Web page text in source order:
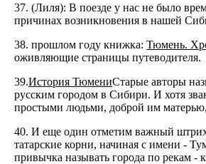
37. (Лиля): В поезде у нас не было
причинах возникновения в нашей
38. прошлом году книжка: Тюмень.
оживляющие страницы путеводителя.
39.История ТюмениСтарые авторы
русским городом в Сибири. И хотя
простыми людьми, доброй им
40. И еще один отметим важный штрих
татарские корни, начиная с имени -
привычка называть города по рекам